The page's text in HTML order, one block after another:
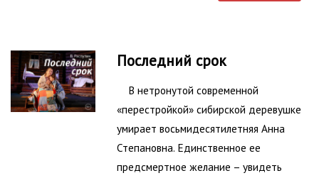
Последний срок
В нетронутой современной
«перестройкой» сибирской деревушке
умирает восьмидесятилетняя Анна
Степановна. Единственное ее
предсмертное желание – увидеть